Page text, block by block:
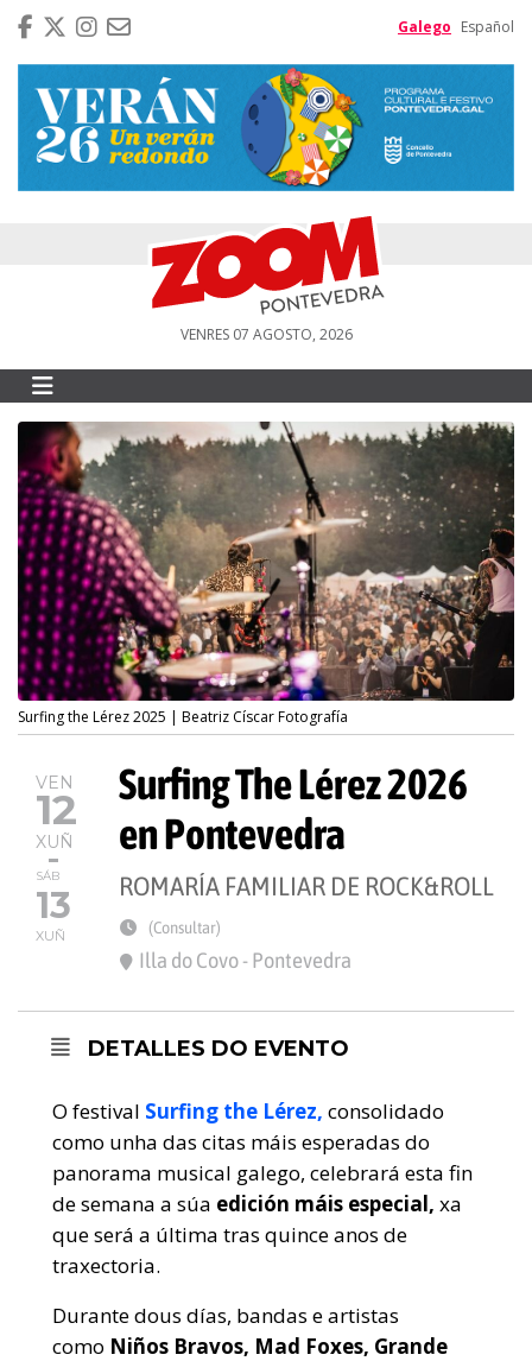
Galego Español
VENRES 07 AGOSTO, 2026
Surfing the Lérez 2025 | Beatriz Císcar Fotografía
VEN
12
XUÑ
SÁB
13
XUÑ
Surfing The Lérez 2026
en Pontevedra
ROMARÍA FAMILIAR DE ROCK&ROLL
(Consultar)
Illa do Covo - Pontevedra
DETALLES DO EVENTO
O festival Surfing the Lérez, consolidado
como unha das citas máis esperadas do
panorama musical galego, celebrará esta fin
de semana a súa edición máis especial, xa
que será a última tras quince anos de
traxectoria.
Durante dous días, bandas e artistas
como Niños Bravos, Mad Foxes, Grande